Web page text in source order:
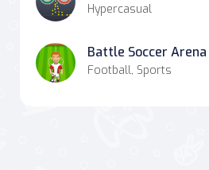
Hypercasual
Battle Soccer Arena
Football, Sports